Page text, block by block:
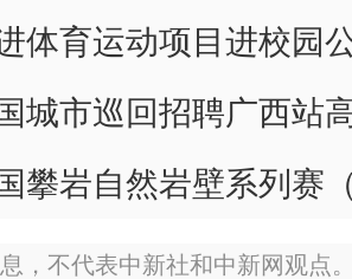
体育运动项目进校园
城市巡回招聘广西站
攀岩自然岩壁系列赛
，不代表中新社和中新网观点